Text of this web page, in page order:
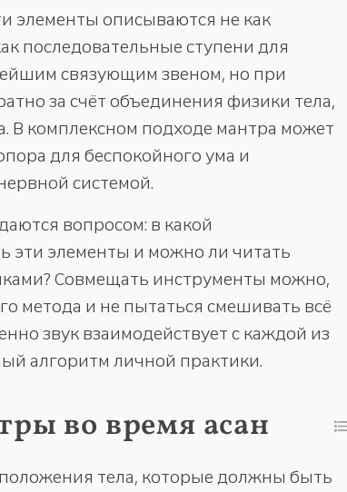
элементы описываются не как
последовательные ступени для
связующим звеном, но при
за счёт объединения физики тела,
В комплексном подходе мантра может
для беспокойного ума и
системой.
вопросом: в какой
эти элементы и можно ли читать
Совмещать инструменты можно,
метода и не пытаться смешивать всё
звук взаимодействует с каждой из
алгоритм личной практики.
во время асан
тела, которые должны быть